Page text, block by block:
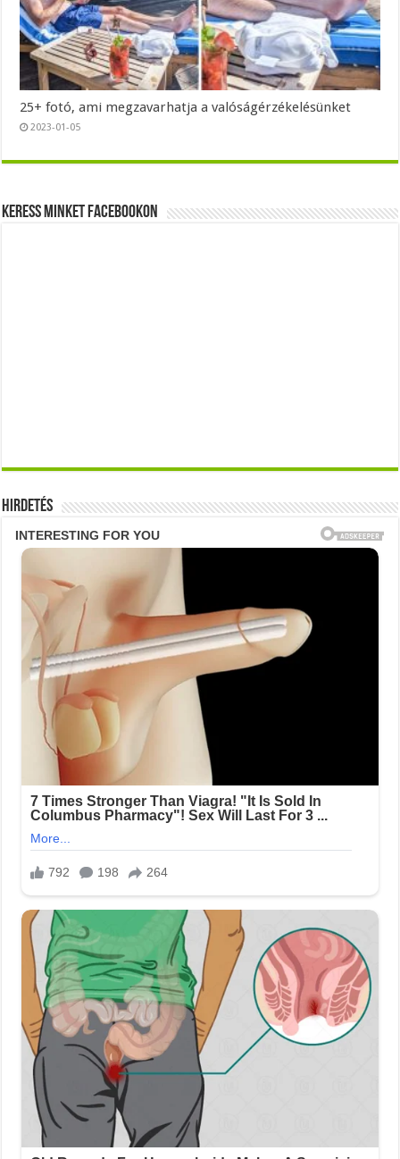
25+ fotó, ami megzavarhatja a valóságérzékelésünket
2023-01-05
Keress minket Facebookon
Hirdetés